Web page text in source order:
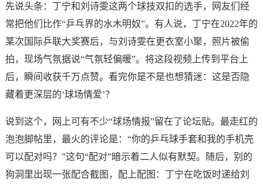
先说头条：丁宁和刘诗雯这两个球技双扣的选手，网友们经
常把他们比作“乒乓界的水木明奴”。有人说，丁宁在2022年的
某次国际乒联大奖赛后，与刘诗雯在更衣室小聚，照片被偷
拍，现场气氛据说“气氛轻偏暖”。将这段视频上传到平台上
后，瞬间收获千万点赞。看完你是不是也想猜迷：这是否隐
藏着更深层的‘球场情爱’？
说到这个，网上可有不少“球场情报”留在了论坛贴。最走红的
泡泡脚帖里，最火的评论是：“你的乒乓球手套和我的手机壳
可以配对吗？”这句“配对”暗示着二人似有默契。随后，别的
狗洞里出现一张配合截图，配上配图：丁宁在吃饭时递给刘